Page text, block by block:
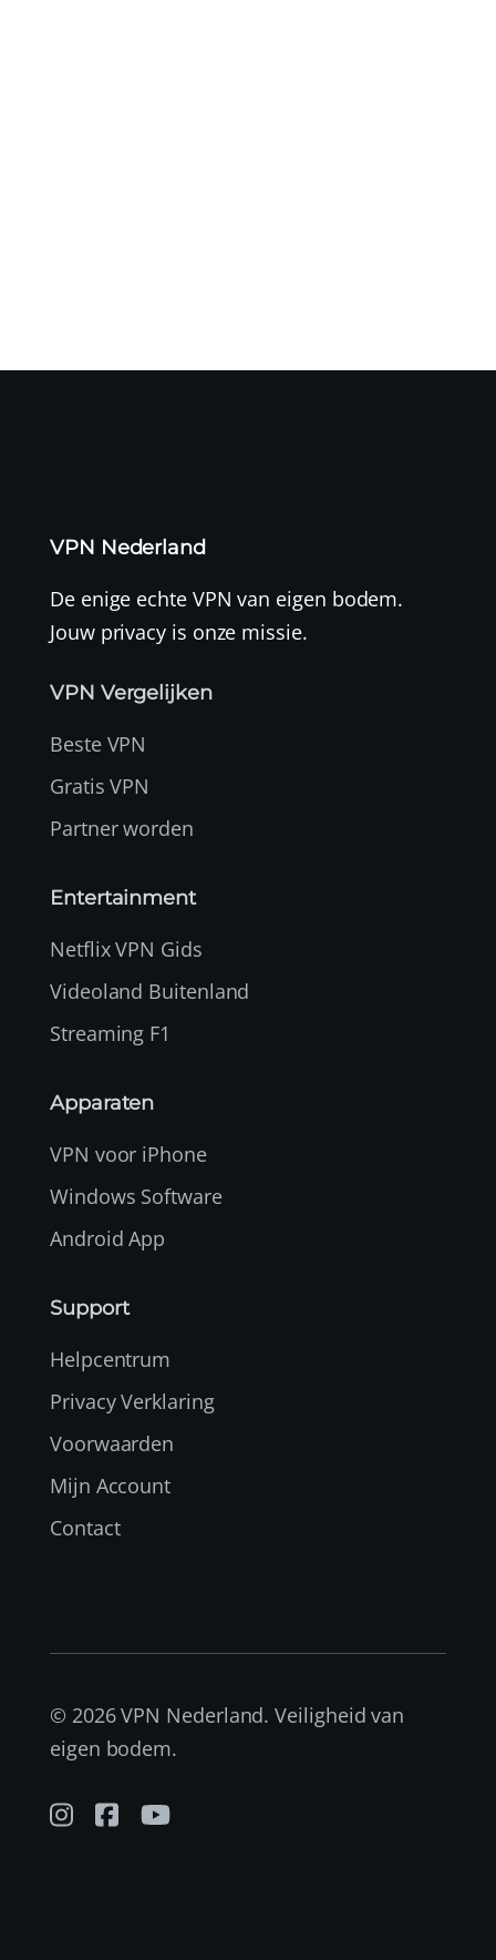
VPN Nederland
De enige echte VPN van eigen bodem.
Jouw privacy is onze missie.
VPN Vergelijken
Beste VPN
Gratis VPN
Partner worden
Entertainment
Netflix VPN Gids
Videoland Buitenland
Streaming F1
Apparaten
VPN voor iPhone
Windows Software
Android App
Support
Helpcentrum
Privacy Verklaring
Voorwaarden
Mijn Account
Contact
© 2026 VPN Nederland. Veiligheid van
eigen bodem.